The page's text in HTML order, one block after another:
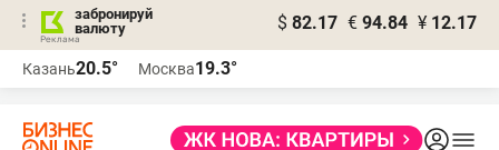
забронируй
валюту
$ 82.17 € 94.84 ¥ 12.17
Казань20.5° Москва19.3°